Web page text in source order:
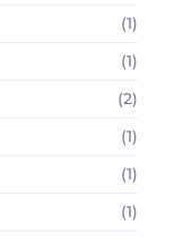
(1)
(1)
(2)
(1)
(1)
(1)